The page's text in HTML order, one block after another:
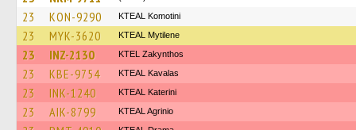
23 KON-9290 KTEAL Komotini
23 MYK-3620 KTEAL Mytilene
23 INZ-2130 KTEL Zakynthos
23 KBE-9754 KTEAL Kavalas
23 INK-1240 KTEAL Katerini
23 AIK-8799 KTEAL Agrinio